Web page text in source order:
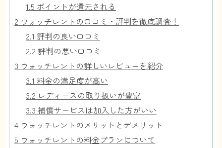
1.5 ポイントが還元される
2 ウォッチレントの口コミ・評判を徹底調査！
2.1 評判の良い口コミ
2.2 評判の悪い口コミ
3 ウォッチレントの詳しいレビューを紹介
3.1 料金の満足度が高い
3.2 レディースの取り扱いが豊富
3.3 補償サービスは加入した方がいい
4 ウォッチレントのメリットとデメリット
5 ウォッチレントの料金プランについて